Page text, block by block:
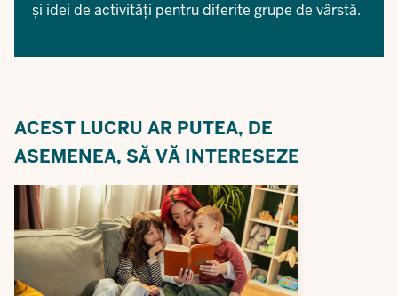
și idei de activități pentru diferite grupe de vârstă.
ACEST LUCRU AR PUTEA, DE
ASEMENEA, SĂ VĂ INTERESEZE